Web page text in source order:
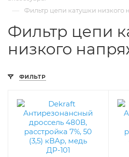
— Фильтр цепи катушки низкого
Фильтр цепи
низкого
ФИЛЬТР